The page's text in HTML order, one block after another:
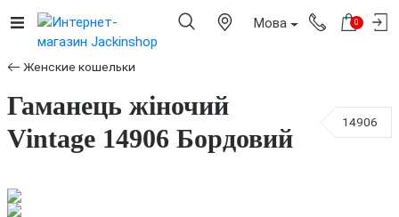
Мова 0
Женские кошельки
Гаманець жіночий
Vintage 14906 Бордовий
14906